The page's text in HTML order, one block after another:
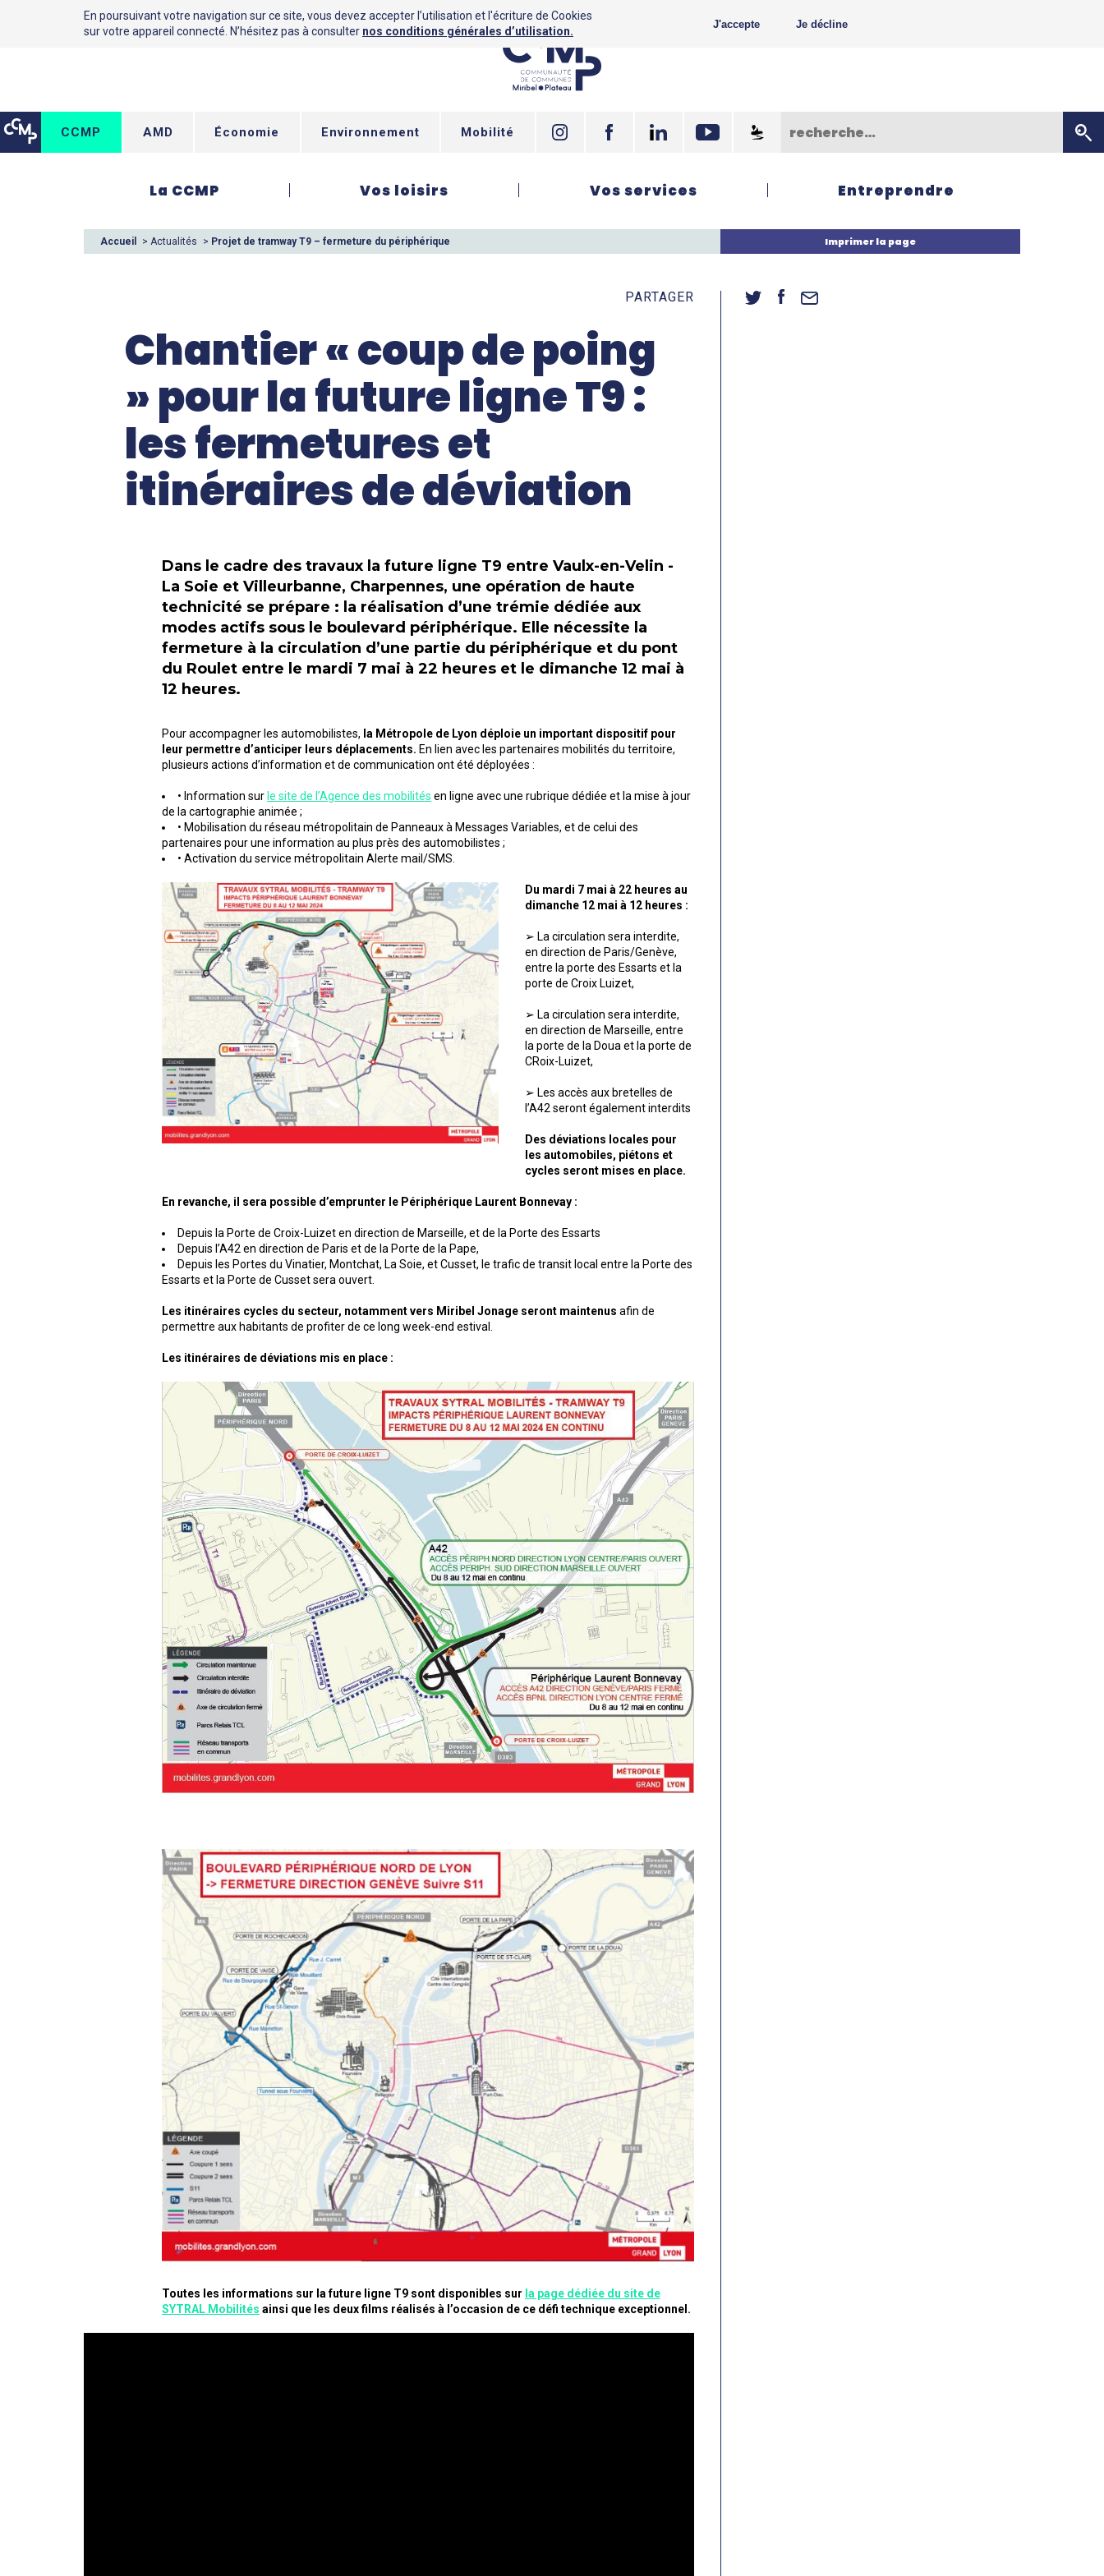
CCMP AMD Économie Environnement Mobilité
La CCMP Vos loisirs Vos services Entreprendre
Accueil > Actualités > Projet de tramway T9 – fermeture du périphérique Imprimer la page
PARTAGER
Chantier « coup de poing
» pour la future ligne T9 :
les fermetures et
itinéraires de déviation
Dans le cadre des travaux la future ligne T9 entre Vaulx-en-Velin -
La Soie et Villeurbanne, Charpennes, une opération de haute
technicité se prépare : la réalisation d’une trémie dédiée aux
modes actifs sous le boulevard périphérique. Elle nécessite la
fermeture à la circulation d’une partie du périphérique et du pont
du Roulet entre le mardi 7 mai à 22 heures et le dimanche 12 mai à
12 heures.
Pour accompagner les automobilistes, la Métropole de Lyon déploie un important dispositif pour
leur permettre d’anticiper leurs déplacements. En lien avec les partenaires mobilités du territoire,
plusieurs actions d’information et de communication ont été déployées :
• Information sur le site de l’Agence des mobilités en ligne avec une rubrique dédiée et la mise à jour
de la cartographie animée ;
• Mobilisation du réseau métropolitain de Panneaux à Messages Variables, et de celui des
partenaires pour une information au plus près des automobilistes ;
• Activation du service métropolitain Alerte mail/SMS.
Du mardi 7 mai à 22 heures au
dimanche 12 mai à 12 heures :
➢ La circulation sera interdite,
en direction de Paris/Genève,
entre la porte des Essarts et la
porte de Croix Luizet,
➢ La circulation sera interdite,
en direction de Marseille, entre
la porte de la Doua et la porte de
CRoix-Luizet,
➢ Les accès aux bretelles de
l’A42 seront également interdits
Des déviations locales pour
les automobiles, piétons et
cycles seront mises en place.
En revanche, il sera possible d’emprunter le Périphérique Laurent Bonnevay :
Depuis la Porte de Croix-Luizet en direction de Marseille, et de la Porte des Essarts
Depuis l’A42 en direction de Paris et de la Porte de la Pape,
Depuis les Portes du Vinatier, Montchat, La Soie, et Cusset, le trafic de transit local entre la Porte des
Essarts et la Porte de Cusset sera ouvert.
Les itinéraires cycles du secteur, notamment vers Miribel Jonage seront maintenus afin de
permettre aux habitants de profiter de ce long week-end estival.
Les itinéraires de déviations mis en place :
Toutes les informations sur la future ligne T9 sont disponibles sur la page dédiée du site de
SYTRAL Mobilités ainsi que les deux films réalisés à l’occasion de ce défi technique exceptionnel.
En poursuivant votre navigation sur ce site, vous devez accepter l’utilisation et l'écriture de Cookies
sur votre appareil connecté. N’hésitez pas à consulter nos conditions générales d’utilisation.
J'accepte Je décline